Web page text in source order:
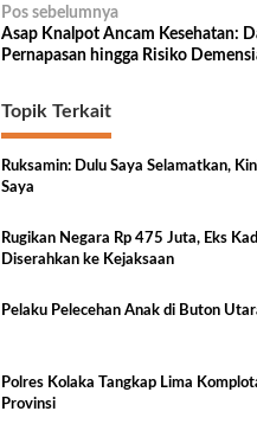
Navigasi
pos
Pos sebelumnya
Asap Knalpot Ancam Kesehatan:
Pernapasan hingga Risiko
Topik Terkait
Ruksamin: Dulu Saya Selamatkan,
Saya
Rugikan Negara Rp 475 Juta, Eks
Diserahkan ke Kejaksaan
Pelaku Pelecehan Anak di Buton
Polres Kolaka Tangkap Lima
Provinsi